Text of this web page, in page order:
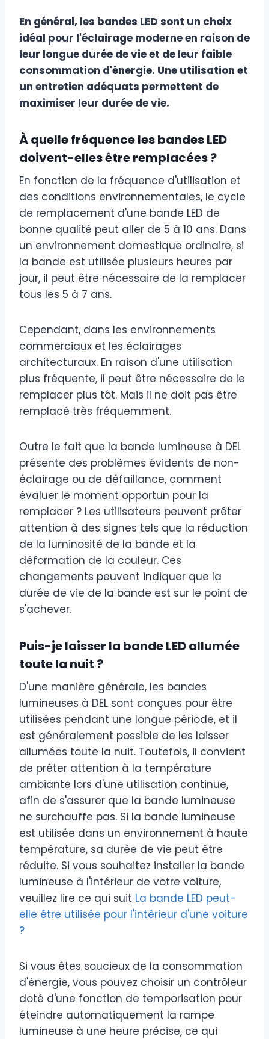
En général, les bandes LED sont un choix
idéal pour l'éclairage moderne en raison de
leur longue durée de vie et de leur faible
consommation d'énergie. Une utilisation et
un entretien adéquats permettent de
maximiser leur durée de vie.
À quelle fréquence les bandes LED
doivent-elles être remplacées ?
En fonction de la fréquence d'utilisation et
des conditions environnementales, le cycle
de remplacement d'une bande LED de
bonne qualité peut aller de 5 à 10 ans. Dans
un environnement domestique ordinaire, si
la bande est utilisée plusieurs heures par
jour, il peut être nécessaire de la remplacer
tous les 5 à 7 ans.
Cependant, dans les environnements
commerciaux et les éclairages
architecturaux. En raison d'une utilisation
plus fréquente, il peut être nécessaire de le
remplacer plus tôt. Mais il ne doit pas être
remplacé très fréquemment.
Outre le fait que la bande lumineuse à DEL
présente des problèmes évidents de non-
éclairage ou de défaillance, comment
évaluer le moment opportun pour la
remplacer ? Les utilisateurs peuvent prêter
attention à des signes tels que la réduction
de la luminosité de la bande et la
déformation de la couleur. Ces
changements peuvent indiquer que la
durée de vie de la bande est sur le point de
s'achever.
Puis-je laisser la bande LED allumée
toute la nuit ?
D'une manière générale, les bandes
lumineuses à DEL sont conçues pour être
utilisées pendant une longue période, et il
est généralement possible de les laisser
allumées toute la nuit. Toutefois, il convient
de prêter attention à la température
ambiante lors d'une utilisation continue,
afin de s'assurer que la bande lumineuse
ne surchauffe pas. Si la bande lumineuse
est utilisée dans un environnement à haute
température, sa durée de vie peut être
réduite. Si vous souhaitez installer la bande
lumineuse à l'intérieur de votre voiture,
veuillez lire ce qui suit La bande LED peut-
elle être utilisée pour l'intérieur d'une voiture
?
Si vous êtes soucieux de la consommation
d'énergie, vous pouvez choisir un contrôleur
doté d'une fonction de temporisation pour
éteindre automatiquement la rampe
lumineuse à une heure précise, ce qui